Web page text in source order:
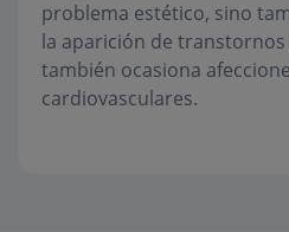
problema estético, sino
la aparición de
también ocasiona
cardiovasculares.